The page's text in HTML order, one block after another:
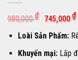
980,000₫
Giá
gốc
là:
980,000 ₫.
745,000₫
Loài Sản Phẩm:
Khuyến mại: Lắp